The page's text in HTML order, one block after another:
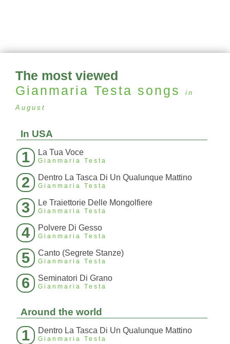
The most viewed
Gianmaria Testa songs
in
August
In USA
1 La Tua Voce
Gianmaria Testa
2 Dentro La Tasca Di Un Qualunque Mattino
Gianmaria Testa
3 Le Traiettorie Delle Mongolfiere
Gianmaria Testa
4 Polvere Di Gesso
Gianmaria Testa
5 Canto (Segrete Stanze)
Gianmaria Testa
6 Seminatori Di Grano
Gianmaria Testa
Around the world
1 Dentro La Tasca Di Un Qualunque Mattino
Gianmaria Testa